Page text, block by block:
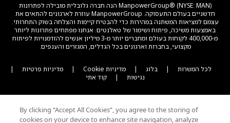
ManpowerGroup® (NYSE: MAN) הנה חברה גלובלית מובילה לפתרונות
חדשניים בעולם התעסוקה. ManpowerGroup עוזרת לארגונים להתאים את
עצמם למציאות המשתנה במהירות כדי להבטיח קיימות והצלחה בשוק התחרותי.
באמצעות משיכה, פיתוח ושימור של טאלנטים. אנחנו מפתחים פתרונות ליותר
מ-400,000 לקוחות בעולם ומחברים יותר מ-3 מיליון אנשים להזדמנויות לפיתוח
מקצועי, בחברות וארגונים בכל הגדלים, המגזרים והענפים.
לכל המשרות | בלוג | מדיניות Cookie | מדיניות פרטיות
|
נגישות
| קוד אתי
By clicking “Accept All Cookies”, you agree to the storing of
cookies on your device to enhance site navigation, analyze